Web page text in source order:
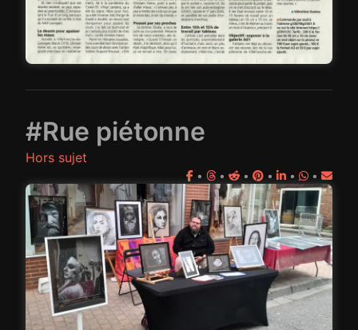
#Rue piétonne
Hors sujet
• • • • • •